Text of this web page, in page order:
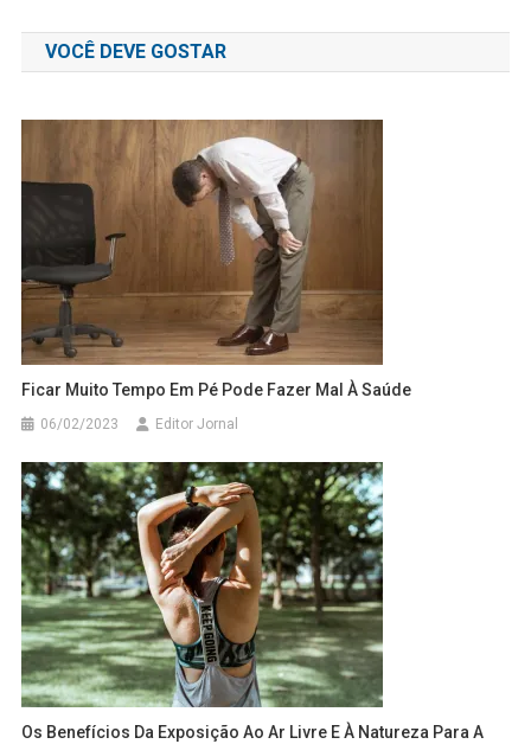
de
Post
VOCÊ DEVE GOSTAR
Ficar Muito Tempo Em Pé Pode Fazer Mal À Saúde
06/02/2023 Editor Jornal
Os Benefícios Da Exposição Ao Ar Livre E À Natureza Para A